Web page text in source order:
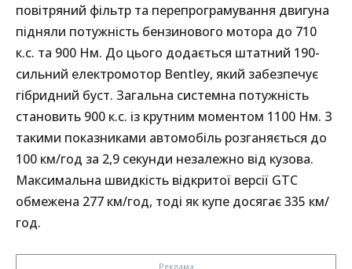
повітряний фільтр та перепрограмування двигуна
підняли потужність бензинового мотора до 710
к.с. та 900 Нм. До цього додається штатний 190-
сильний електромотор Bentley, який забезпечує
гібридний буст. Загальна системна потужність
становить 900 к.с. із крутним моментом 1100 Нм. З
такими показниками автомобіль розганяється до
100 км/год за 2,9 секунди незалежно від кузова.
Максимальна швидкість відкритої версії GTC
обмежена 277 км/год, тоді як купе досягає 335 км/
год.